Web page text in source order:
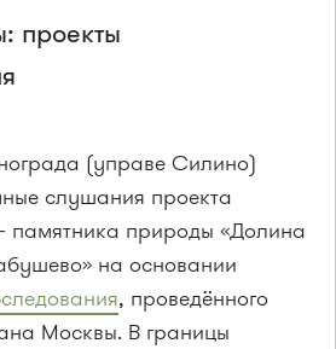
проекты
(управе Силино)
слушания проекта
природы «Долина
на основании
, проведённого
Москвы. В границы